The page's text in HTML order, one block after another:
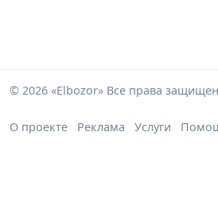
© 2026 «Elbozor» Все права
О проекте Реклама Услуги